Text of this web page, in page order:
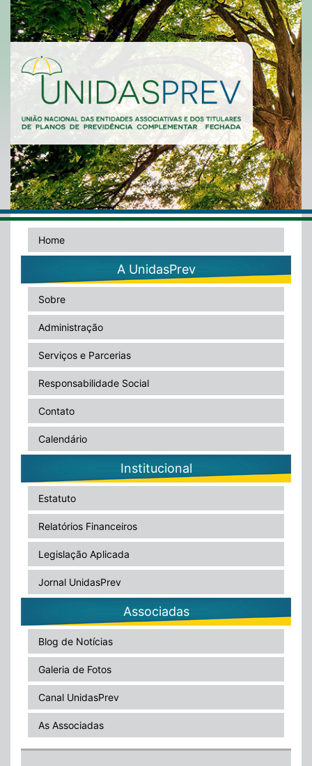
Home
A UnidasPrev
Sobre
Administração
Serviços e Parcerias
Responsabilidade Social
Contato
Calendário
Institucional
Estatuto
Relatórios Financeiros
Legislação Aplicada
Jornal UnidasPrev
Associadas
Blog de Notícias
Galeria de Fotos
Canal UnidasPrev
As Associadas